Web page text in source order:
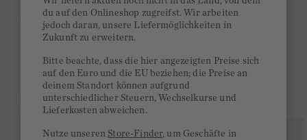
Ab 300€ versandkostenfrei
DAS KÖNNTE DIR GEFALLEN
du auf den Onlineshop zugreifst. Wir arbeiten
jedoch daran, unsere Liefermöglichkeiten in
Zukunft zu erweitern.
Bitte beachte, dass die hier angezeigten Preise sich
auf den Euro und die EU beziehen; die Preise an
deinem Standort können aufgrund
unterschiedlicher Steuern, Wechselkurse und
Lieferkosten abweichen.
Nutze unserenStore-Finder, um Geschäfte in